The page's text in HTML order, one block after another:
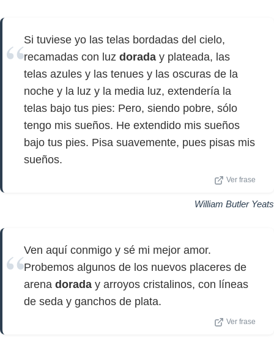
Si tuviese yo las telas bordadas del cielo,
recamadas con luz dorada y plateada, las
telas azules y las tenues y las oscuras de la
noche y la luz y la media luz, extendería la
telas bajo tus pies: Pero, siendo pobre, sólo
tengo mis sueños. He extendido mis sueños
bajo tus pies. Pisa suavemente, pues pisas mis
sueños.
Ver frase
William Butler Yeats
Ven aquí conmigo y sé mi mejor amor.
Probemos algunos de los nuevos placeres de
arena dorada y arroyos cristalinos, con líneas
de seda y ganchos de plata.
Ver frase